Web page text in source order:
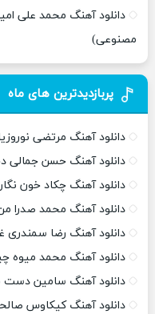
دانلود آهنگ محمد علی
مصنوعی)
پربازدیدترین های ماه
دانلود آهنگ مرتضی
دانلود آهنگ حسن جمالی
دانلود آهنگ چکاد خون نگار
دانلود آهنگ محمد صدرا
دانلود آهنگ رضا سمندری
دانلود آهنگ محمد میوه
دانلود آهنگ سامین دست
دانلود آهنگ کیکاوس